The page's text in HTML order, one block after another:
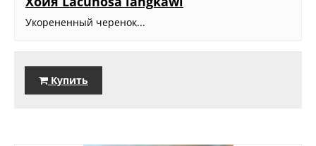
Укорененный черенок...
Купить